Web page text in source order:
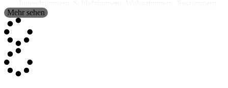
sowie von Büros und Unternehmen. Du kannst die gesamte
rechteckige Fläche mit einem individuellen Design oder Bild
gestalten oder verschiedene Elemente ausschneiden und
aufkleben.
Fahrzeuge
eignen sich diese Vinylaufkleber ideal als Werbe- oder
Dekorationselement – sogar für Taxitüren. Die Möglichkeiten in
diesem Bereich sind grenzenlos.
Mehr sehen